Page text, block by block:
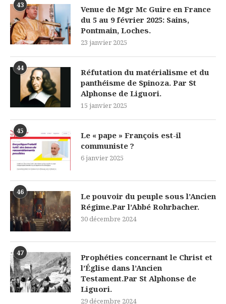
43
Venue de Mgr Mc Guire en France
du 5 au 9 février 2025: Sains,
Pontmain, Loches.
23 janvier 2025
44
Réfutation du matérialisme et du
panthéisme de Spinoza. Par St
Alphonse de Liguori.
15 janvier 2025
45
Le « pape » François est-il
communiste ?
6 janvier 2025
46
Le pouvoir du peuple sous l’Ancien
Régime.Par l’Abbé Rohrbacher.
30 décembre 2024
47
Prophéties concernant le Christ et
l’Église dans l’Ancien
Testament.Par St Alphonse de
Liguori.
29 décembre 2024